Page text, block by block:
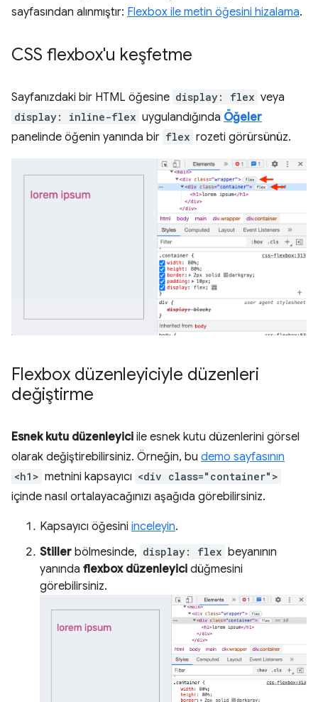
sayfasından alınmıştır: Flexbox ile metin öğesini hizalama.
CSS flexbox'u keşfetme
Sayfanızdaki bir HTML öğesine display: flex veya
display: inline-flex uygulandığında Öğeler
panelinde öğenin yanında bir flex rozeti görürsünüz.
Flexbox düzenleyiciyle düzenleri
değiştirme
Esnek kutu düzenleyici ile esnek kutu düzenlerini görsel
olarak değiştirebilirsiniz. Örneğin, bu demo sayfasının
<h1> metnini kapsayıcı <div class="container">
içinde nasıl ortalayacağınızı aşağıda görebilirsiniz.
Kapsayıcı öğesini inceleyin.
Stiller bölmesinde, display: flex beyanının
yanında flexbox düzenleyici düğmesini
görebilirsiniz.